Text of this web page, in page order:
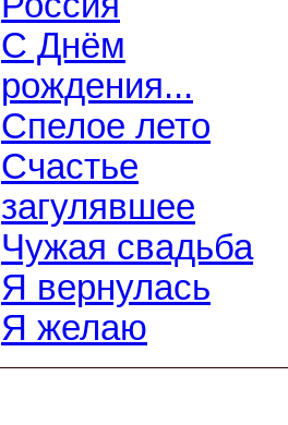
С Днём
рождения...
Спелое лето
Счастье
загулявшее
Чужая свадьба
Я вернулась
Я желаю